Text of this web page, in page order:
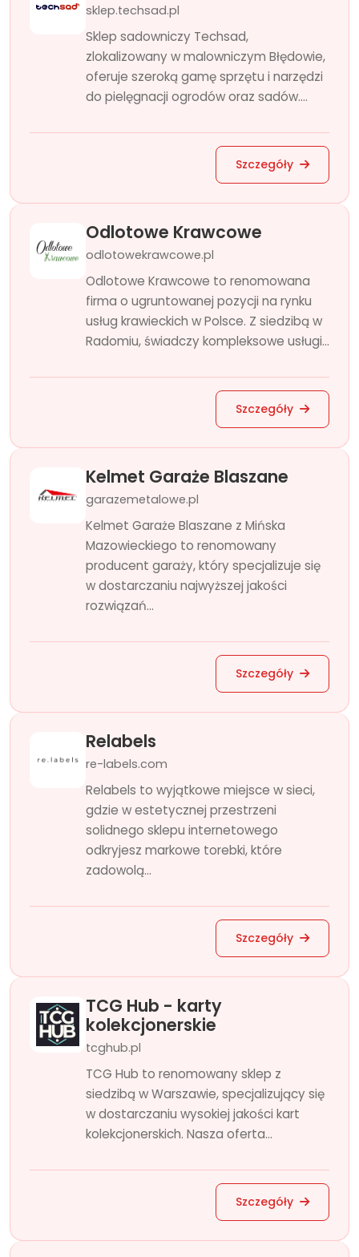
sklep.techsad.pl
Sklep sadowniczy Techsad,
zlokalizowany w malowniczym Błędowie,
oferuje szeroką gamę sprzętu i narzędzi
do pielęgnacji ogrodów oraz sadów....
Szczegóły
Odlotowe Krawcowe
odlotowekrawcowe.pl
Odlotowe Krawcowe to renomowana
firma o ugruntowanej pozycji na rynku
usług krawieckich w Polsce. Z siedzibą w
Radomiu, świadczy kompleksowe usługi...
Szczegóły
Kelmet Garaże Blaszane
garazemetalowe.pl
Kelmet Garaże Blaszane z Mińska
Mazowieckiego to renomowany
producent garaży, który specjalizuje się
w dostarczaniu najwyższej jakości
rozwiązań...
Szczegóły
Relabels
re-labels.com
Relabels to wyjątkowe miejsce w sieci,
gdzie w estetycznej przestrzeni
solidnego sklepu internetowego
odkryjesz markowe torebki, które
zadowolą...
Szczegóły
TCG Hub - karty
kolekcjonerskie
tcghub.pl
TCG Hub to renomowany sklep z
siedzibą w Warszawie, specjalizujący się
w dostarczaniu wysokiej jakości kart
kolekcjonerskich. Nasza oferta...
Szczegóły